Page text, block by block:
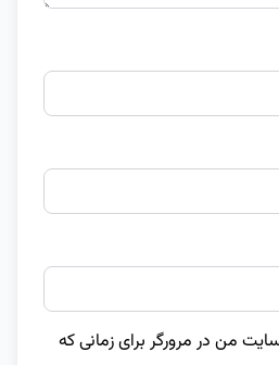
من در مرورگر برای زمانی که